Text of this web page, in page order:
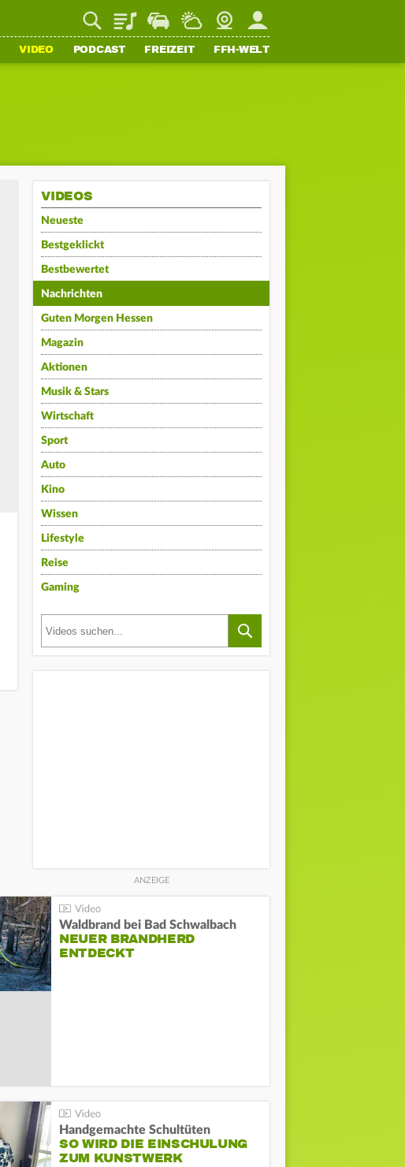
PlaylistStaupilotWetterWebcamMein FFH
VIDEO PODCAST FREIZEIT FFH-WELT
VIDEOS
Neueste
Bestgeklickt
Bestbewertet
Nachrichten
Guten Morgen Hessen
Magazin
Aktionen
Musik & Stars
Wirtschaft
Sport
Auto
Kino
Wissen
Lifestyle
Reise
Gaming
Waldbrand bei Bad Schwalbach
NEUER BRANDHERD
ENTDECKT
Handgemachte Schultüten
SO WIRD DIE EINSCHULUNG
ZUM KUNSTWERK